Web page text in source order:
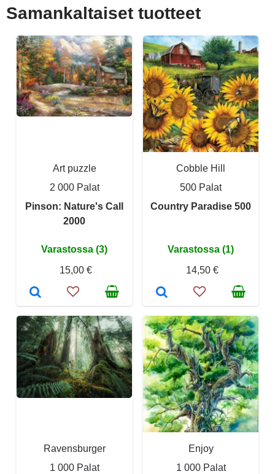
Samankaltaiset tuotteet
Art puzzle
2 000 Palat
Pinson: Nature's Call
2000
Varastossa (3)
15,00 €
Cobble Hill
500 Palat
Country Paradise 500
Varastossa (1)
14,50 €
Ravensburger
1 000 Palat
Enjoy
1 000 Palat